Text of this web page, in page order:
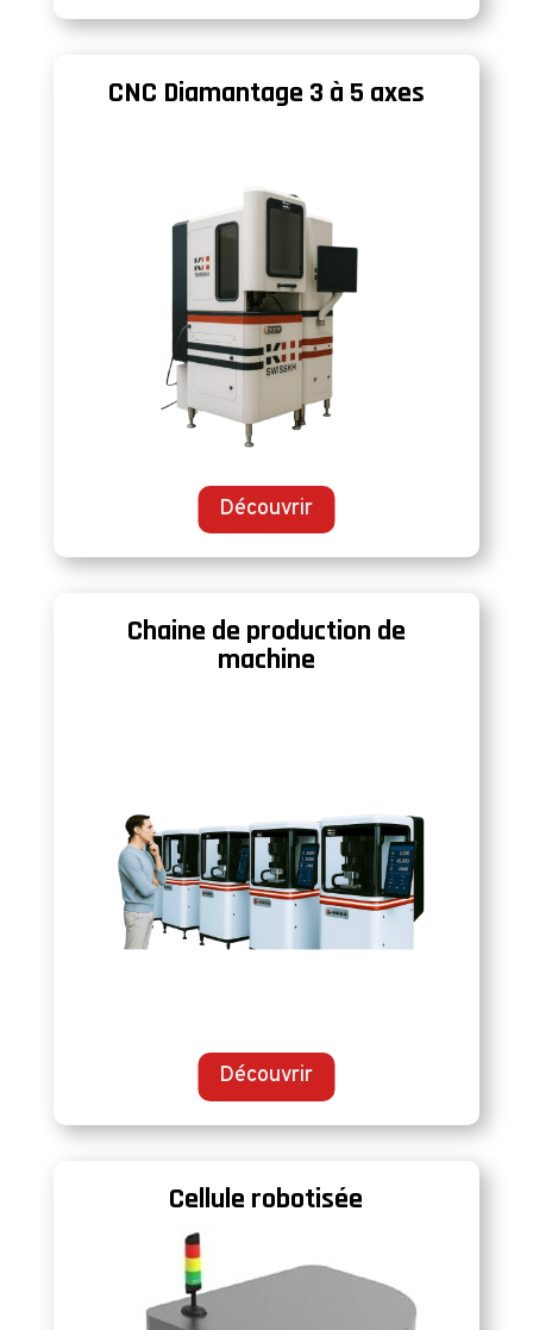
CNC Diamantage 3 à 5 axes
Découvrir
Chaine de production de
machine
Découvrir
Cellule robotisée